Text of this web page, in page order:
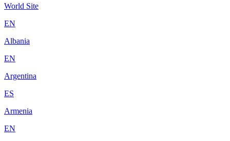
World Site
EN
Albania
EN
Argentina
ES
Armenia
EN